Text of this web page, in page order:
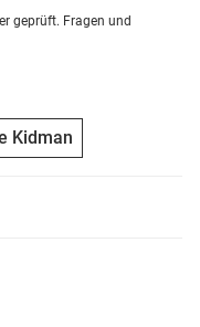
geprüft. Fragen und
Kidman